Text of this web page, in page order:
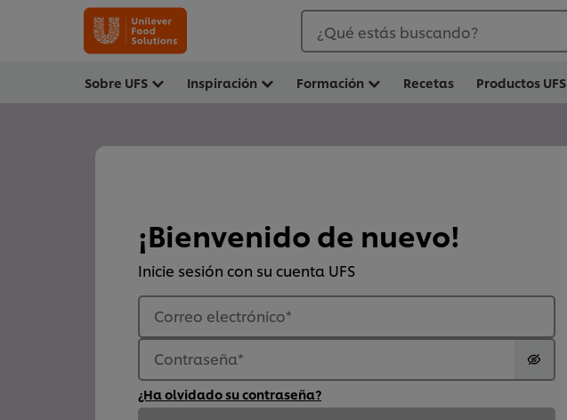
¿Qué estás buscando?
Sobre UFS Inspiración Formación Recetas Productos UFS
¡Bienvenido de nuevo!
Inicie sesión con su cuenta UFS
Correo electrónico*
Contraseña*
¿Ha olvidado su contraseña?